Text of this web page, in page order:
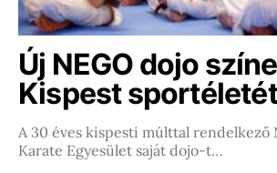
Új NEGO dojo
Kispest sportéletét
A 30 éves kispesti múlttal rendelkező
Karate Egyesület saját dojo-t…